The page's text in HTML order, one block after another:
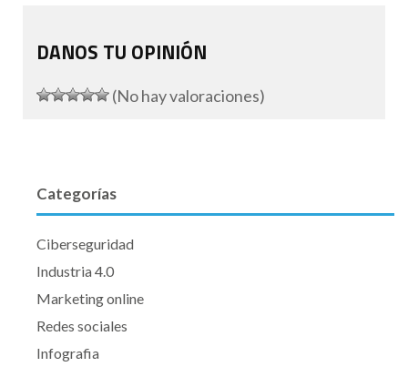
DANOS TU OPINIÓN
(No hay valoraciones)
Categorías
Ciberseguridad
Industria 4.0
Marketing online
Redes sociales
Infografia